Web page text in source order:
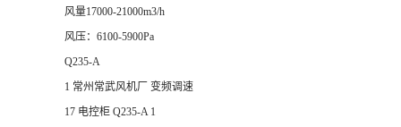
风量17000-21000m3/h
风压：6100-5900Pa
Q235-A
1 常州常武风机厂 变频调速
17 电控柜 Q235-A 1